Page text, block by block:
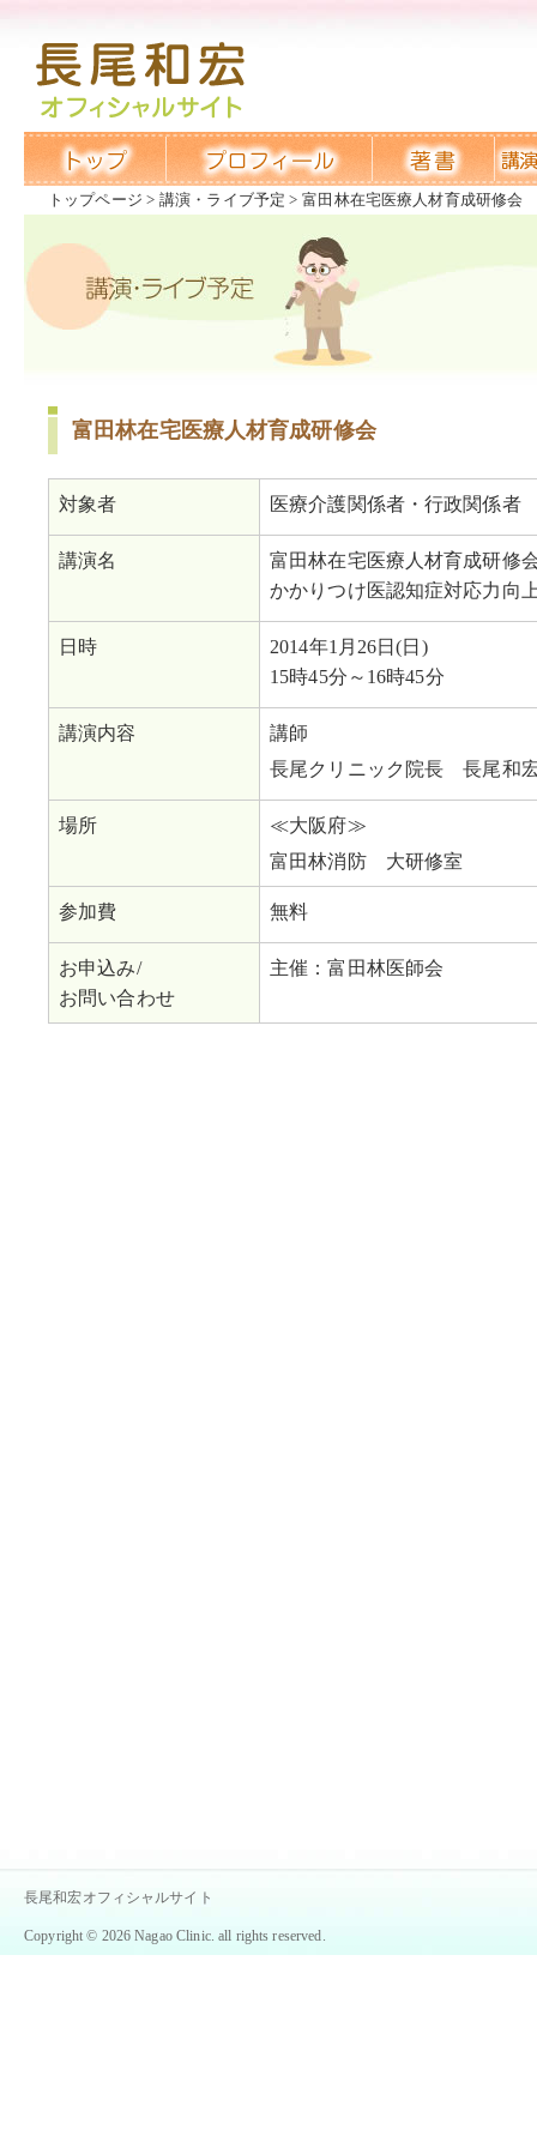
トップページ 講演・ライブ予定 富田林在宅医療人材育成研修会
富田林在宅医療人材育成研修会
対象者 医療介護関係者・行政関係者
講演名
富田林在宅医療人材育成研修
かかりつけ医認知症対応力向
日時
2014年1月26日(日)
15時45分～16時45分
講演内容
講師
長尾クリニック院長 長尾和
場所
≪大阪府≫
富田林消防 大研修室
参加費 無料
お申込み/
お問い合わせ
主催：富田林医師会
長尾和宏オフィシャルサイト
Copyright © 2026 Nagao Clinic. all rights reserved.